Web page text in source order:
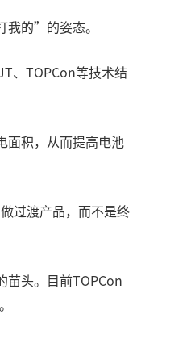
我的”的姿态。
、TOPCon等技术结
面积，从而提高电池
过渡产品，而不是终
苗头。目前TOPCon